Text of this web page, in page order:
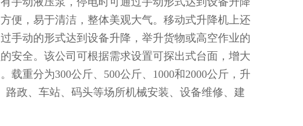
便，易于清洁，整体美观大气。移动式升降机上还
手动的形式达到设备升降，举升货物或高空作业的
安全。该公司可根据需求设置可探出式台面，增大
重分为300公斤、500公斤、1000和2000公斤，升
政、车站、码头等场所机械安装、设备维修、建